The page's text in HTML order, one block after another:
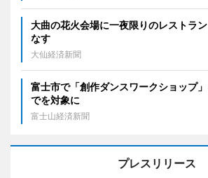
大曲の花火会場に一夜限りのレストラ
なす
大仙経済新聞
富士市で「創作ダンスワークショップ
でを対象に
富士山経済新聞
プレスリリース